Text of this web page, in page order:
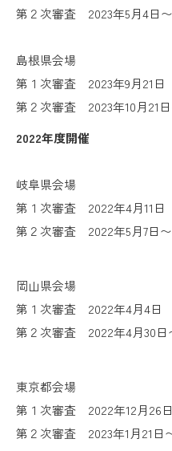
第２次審査 2023年5月4日
島根県会場
第１次審査 2023年9月21日
第２次審査 2023年10月21
2022年度開催
岐阜県会場
第１次審査 2022年4月11日
第２次審査 2022年5月7日
岡山県会場
第１次審査 2022年4月4日
第２次審査 2022年4月30
東京都会場
第１次審査 2022年12月26日
第２次審査 2023年1月21日